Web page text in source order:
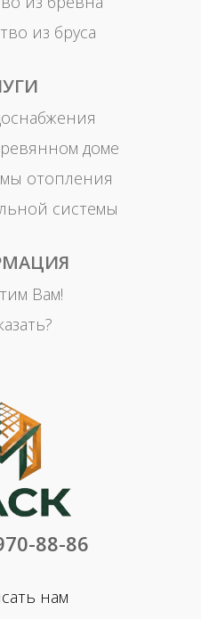
из бруса
доме
отопления
системы
Вам!
88-86
нам